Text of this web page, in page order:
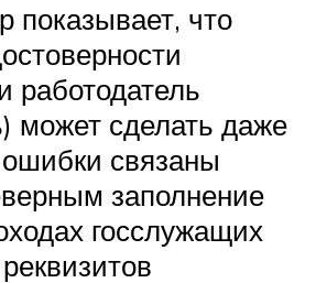
показывает, что
может сделать даже
ошибки связаны
заполнение
госслужащих